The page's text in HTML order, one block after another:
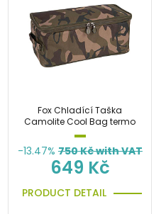
Fox Chladící Taška
Camolite Cool Bag termo
-13.47% 750Kč with VAT
649 Kč
PRODUCT DETAIL